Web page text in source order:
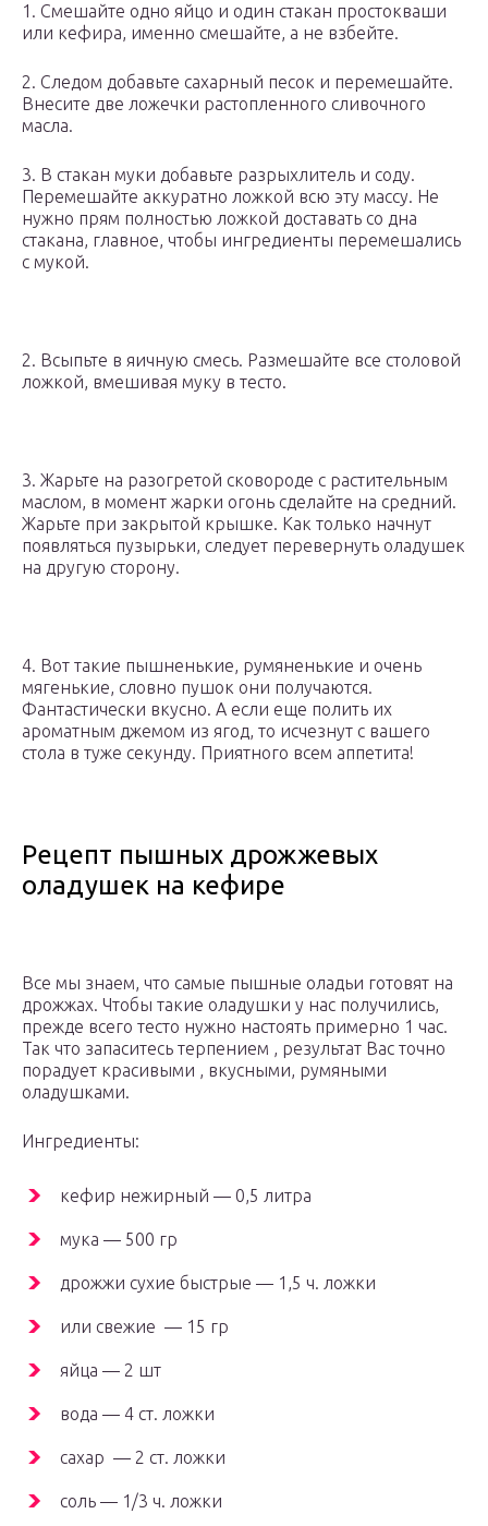
1. Смешайте одно яйцо и один стакан простокваши
или кефира, именно смешайте, а не взбейте.
2. Следом добавьте сахарный песок и перемешайте.
Внесите две ложечки растопленного сливочного
масла.
3. В стакан муки добавьте разрыхлитель и соду.
Перемешайте аккуратно ложкой всю эту массу. Не
нужно прям полностью ложкой доставать со дна
стакана, главное, чтобы ингредиенты перемешались
с мукой.
2. Всыпьте в яичную смесь. Размешайте все столовой
ложкой, вмешивая муку в тесто.
3. Жарьте на разогретой сковороде с растительным
маслом, в момент жарки огонь сделайте на средний.
Жарьте при закрытой крышке. Как только начнут
появляться пузырьки, следует перевернуть оладушек
на другую сторону.
4. Вот такие пышненькие, румяненькие и очень
мягенькие, словно пушок они получаются.
Фантастически вкусно. А если еще полить их
ароматным джемом из ягод, то исчезнут с вашего
стола в туже секунду. Приятного всем аппетита!
Рецепт пышных дрожжевых
оладушек на кефире
Все мы знаем, что самые пышные оладьи готовят на
дрожжах. Чтобы такие оладушки у нас получились,
прежде всего тесто нужно настоять примерно 1 час.
Так что запаситесь терпением , результат Вас точно
порадует красивыми , вкусными, румяными
оладушками.
Ингредиенты:
кефир нежирный — 0,5 литра
мука — 500 гр
дрожжи сухие быстрые — 1,5 ч. ложки
или свежие — 15 гр
яйца — 2 шт
вода — 4 ст. ложки
сахар — 2 ст. ложки
соль — 1/3 ч. ложки